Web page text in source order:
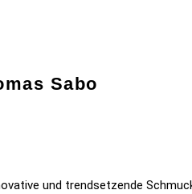
Sabo
und trendsetzende